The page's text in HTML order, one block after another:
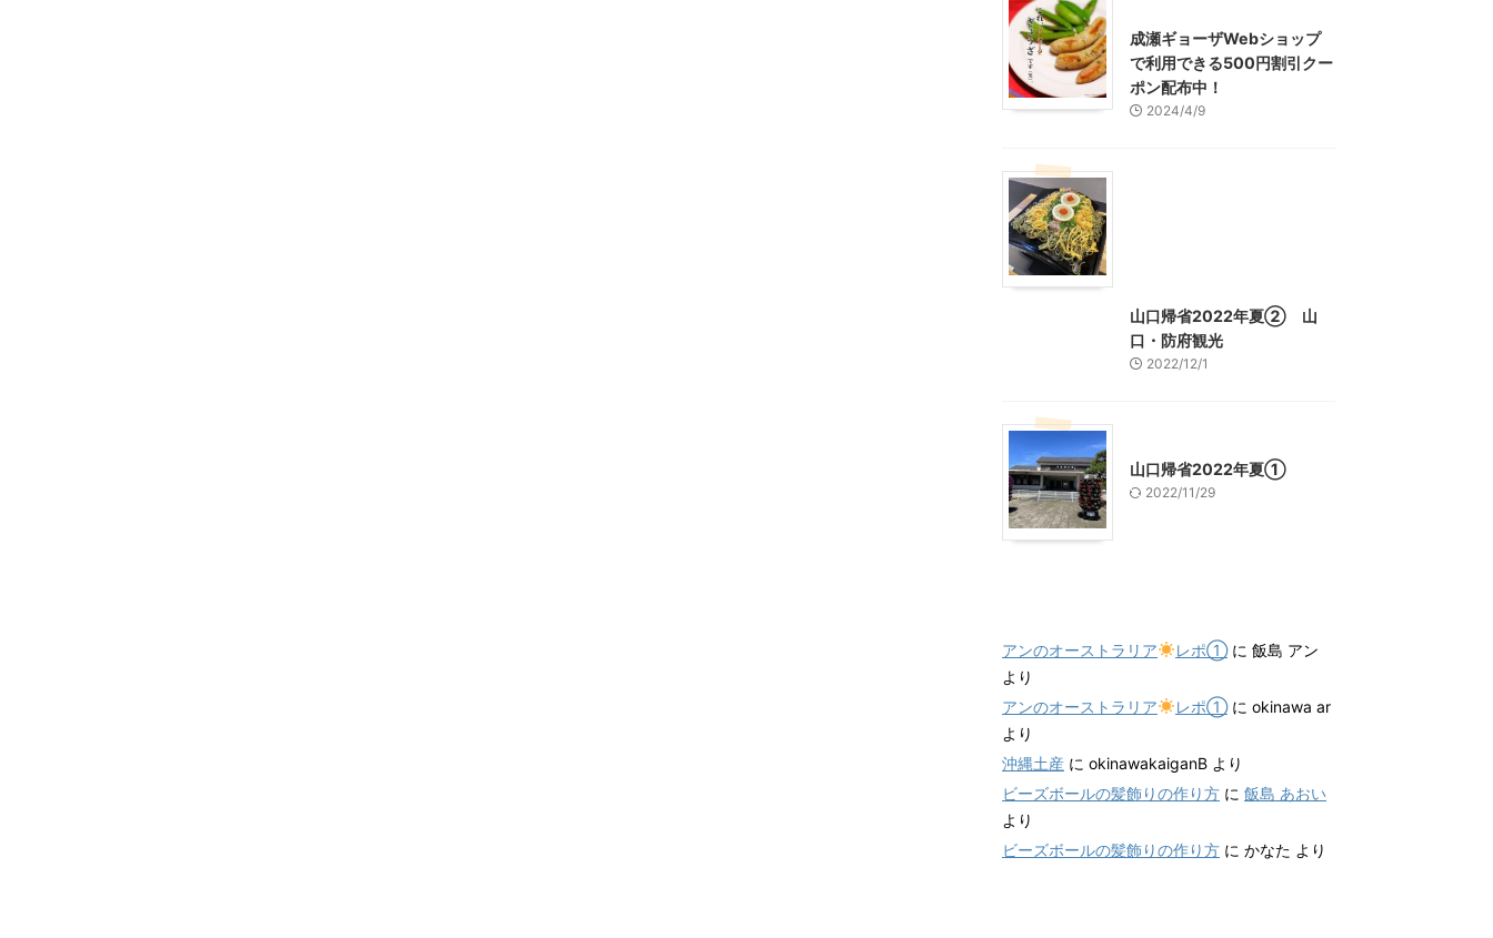
成瀬ギョーザWebショップ
で利用できる500円割引クー
ポン配布中！
2024/4/9
山口帰省2022年夏② 山
口・防府観光
2022/12/1
山口帰省2022年夏①
2022/11/29
アンのオーストラリア レポ①に 飯島 アン
より
アンのオーストラリア
レポ①に okinawa ar
より
沖縄土産 に okinawakaiganB より
ビーズボールの髪飾りの作り方 に 飯島 あおい
より
ビーズボールの髪飾りの作り方 に かなた より